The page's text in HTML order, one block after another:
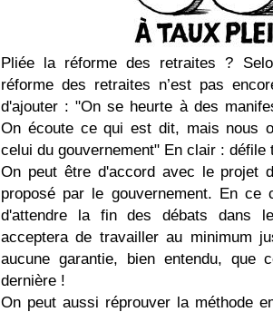
Pliée la réforme des retraites ?
réforme des retraites n’est pas
d'ajouter : "On se heurte à des
On écoute ce qui est dit, mais nous
celui du gouvernement" En clair : défile
On peut être d'accord avec le projet
proposé par le gouvernement. En ce
d'attendre la fin des débats dans
acceptera de travailler au minimum
aucune garantie, bien entendu, que
dernière !
On peut aussi réprouver la méthode